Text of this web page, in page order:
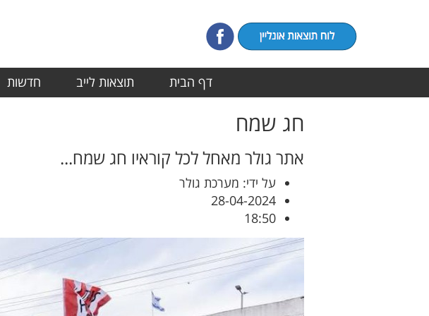
דף הבית תוצאות לייב חדשות
חג שמח
אתר גולר מאחל לכל קוראיו חג שמח...
על ידי: מערכת גולר
28-04-2024
18:50